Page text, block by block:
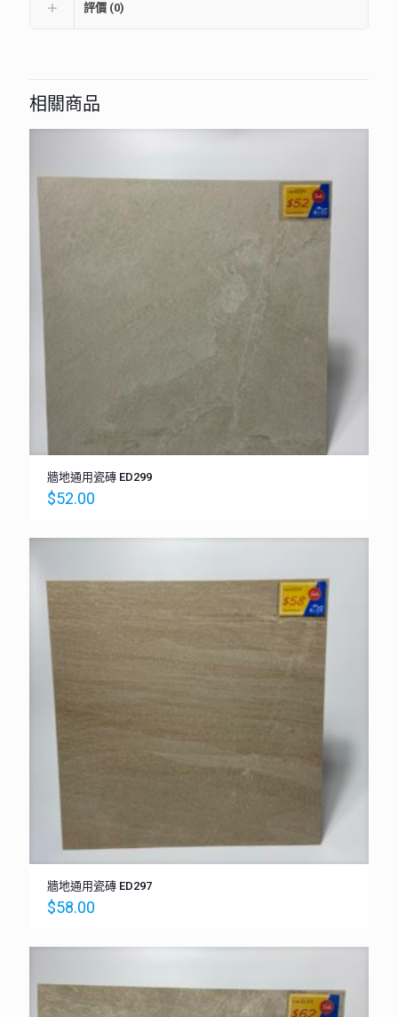
評價 (0)
相關商品
牆地通用瓷磚 ED299
$52.00
牆地通用瓷磚 ED297
$58.00